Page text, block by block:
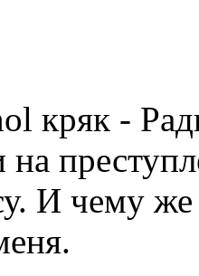
кряк -
И чему же